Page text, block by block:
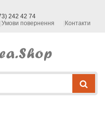
242 42 74
Умови повернення Контакти